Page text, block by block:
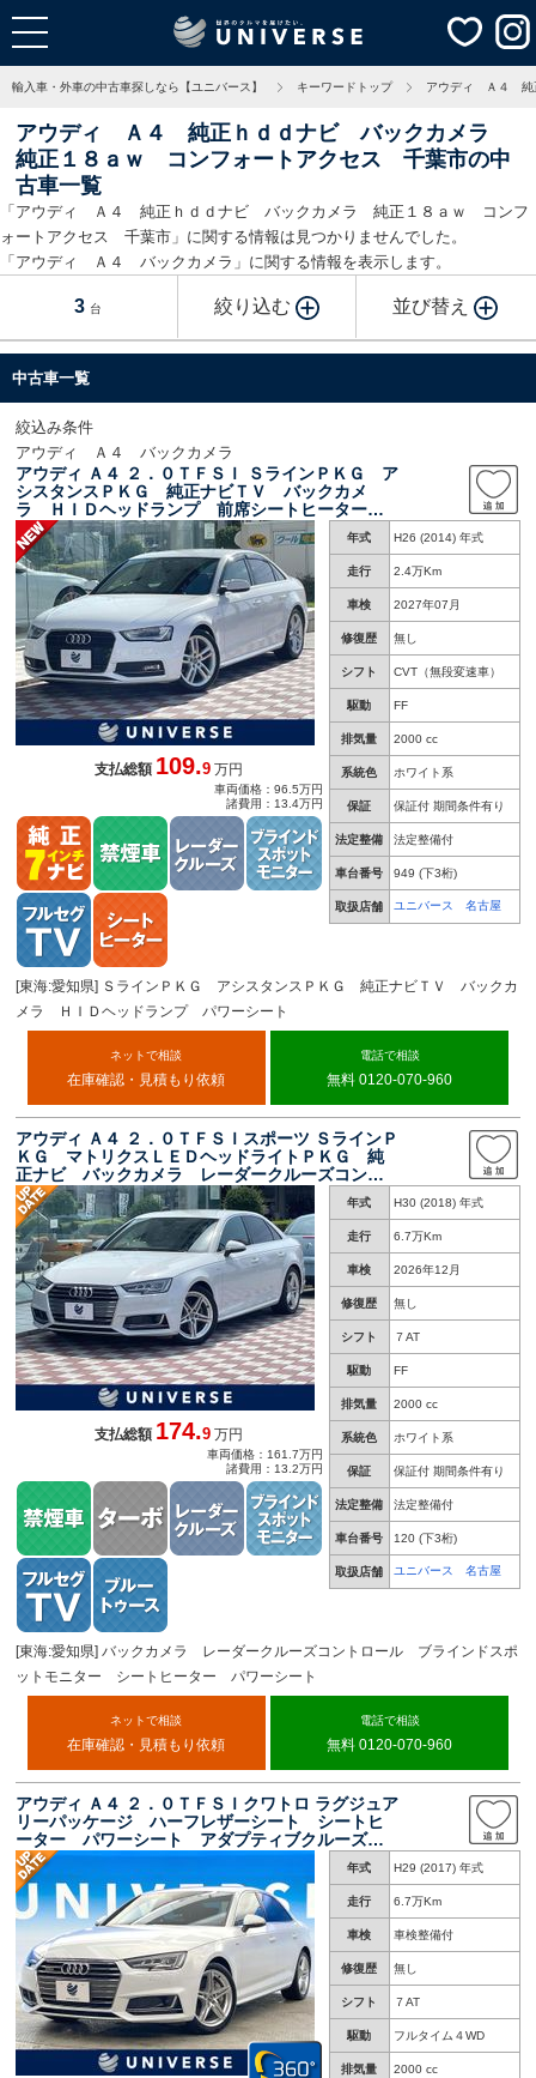
輸入車・外車の中古車探しなら【ユニバース】 キーワードトップ アウディ Ａ４ 純
アウディ Ａ４ 純正ｈｄｄナビ バックカメラ
純正１８ａｗ コンフォートアクセス 千葉市の中
古車一覧
「アウディ Ａ４ 純正ｈｄｄナビ バックカメラ 純正１８ａｗ コンフ
ォートアクセス 千葉市」に関する情報は見つかりませんでした。
「アウディ Ａ４ バックカメラ」に関する情報を表示します。
3 台 絞り込む 並び替え
中古車一覧
絞込み条件
アウディ Ａ４ バックカメラ
アウディ Ａ４ ２．０ＴＦＳＩ ＳラインＰＫＧ ア
シスタンスＰＫＧ 純正ナビＴＶ バックカメ
ラ ＨＩＤヘッドランプ 前席シートヒーター
パワーシート パドルシフト アイドリングスト
ップ 純正１８インチＡＷ ＥＴＣ 禁煙
年式 H26 (2014) 年式
走行 2.4万Km
車検 2027年07月
修復歴 無し
シフト CVT（無段変速車）
駆動 FF
排気量 2000 cc
系統色 ホワイト系
保証 保証付 期間条件有り
法定整備 法定整備付
車台番号 949 (下3桁)
取扱店舗 ユニバース 名古屋
支払総額109.9 万円
車両価格：96.5万円
諸費用：13.4万円
[東海:愛知県] ＳラインＰＫＧ アシスタンスＰＫＧ 純正ナビＴＶ バックカ
メラ ＨＩＤヘッドランプ パワーシート
ネットで相談
在庫確認・見積もり依頼
電話で相談
無料 0120-070-960
アウディ Ａ４ ２．０ＴＦＳＩスポーツ ＳラインＰ
ＫＧ マトリクスＬＥＤヘッドライトＰＫＧ 純
正ナビ バックカメラ レーダークルーズコント
ロール ブラインドスポットモニター シートヒ
ーター パワーシート アドバンスドキー 禁煙
車 ＥＴＣ
年式 H30 (2018) 年式
走行 6.7万Km
車検 2026年12月
修復歴 無し
シフト ７AT
駆動 FF
排気量 2000 cc
系統色 ホワイト系
保証 保証付 期間条件有り
法定整備 法定整備付
車台番号 120 (下3桁)
取扱店舗 ユニバース 名古屋
支払総額174.9 万円
車両価格：161.7万円
諸費用：13.2万円
[東海:愛知県] バックカメラ レーダークルーズコントロール ブラインドスポ
ットモニター シートヒーター パワーシート
ネットで相談
在庫確認・見積もり依頼
電話で相談
無料 0120-070-960
アウディ Ａ４ ２．０ＴＦＳＩクワトロ ラグジュア
リーパッケージ ハーフレザーシート シートヒ
ーター パワーシート アダプティブクルーズコ
ントロール 純正ナビ Ｂｌｕｅｔｏｏｔｈ バ
ックカメラ ＬＥＤヘッドライト ＥＴＣ
年式 H29 (2017) 年式
走行 6.7万Km
車検 車検整備付
修復歴 無し
シフト ７AT
駆動 フルタイム４WD
排気量 2000 cc